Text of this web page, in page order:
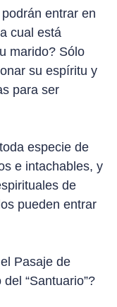
entrar en
cual está
marido? Sólo
su espíritu y
para ser
especie de
e intachables, y
de
pueden entrar
Pasaje de
“Santuario”?